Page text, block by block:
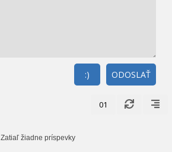
ODOSLAŤ
:)
01
Zatiaľ žiadne príspevky